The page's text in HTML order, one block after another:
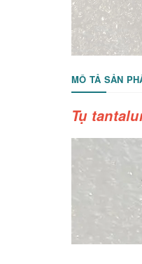
MÔ TẢ SẢN
Tụ